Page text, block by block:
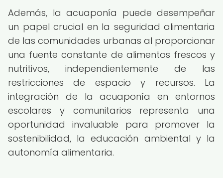
Además, la acuaponía puede desempeñar
un papel crucial en la seguridad alimentaria
de las comunidades urbanas al proporcionar
una fuente constante de alimentos frescos y
nutritivos, independientemente de las
restricciones de espacio y recursos. La
integración de la acuaponía en entornos
escolares y comunitarios representa una
oportunidad invaluable para promover la
sostenibilidad, la educación ambiental y la
autonomía alimentaria.